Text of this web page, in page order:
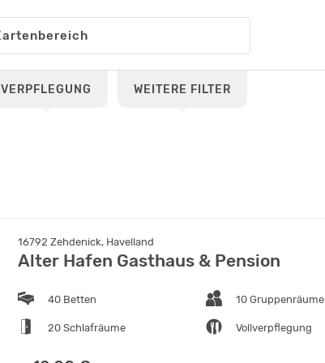
VERPFLEGUNG WEITERE FILTER
16792 Zehdenick, Havelland
Alter Hafen Gasthaus & Pension
40 Betten 10 Gruppenräume
20 Schlafräume Vollverpflegung